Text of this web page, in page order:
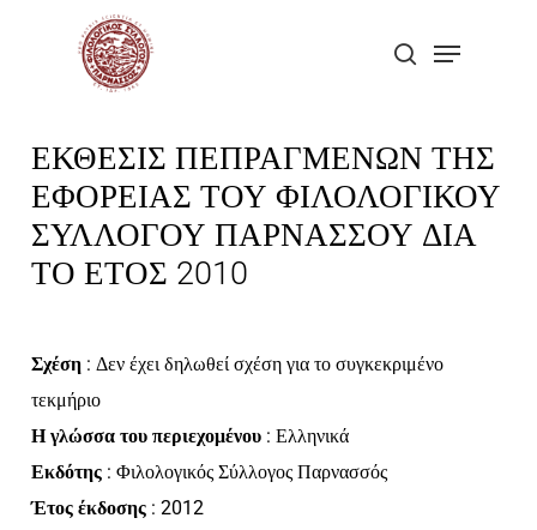
search
Menu
ΕΚΘΕΣΙΣ ΠΕΠΡΑΓΜΕΝΩΝ ΤΗΣ
ΕΦΟΡΕΙΑΣ ΤΟΥ ΦΙΛΟΛΟΓΙΚΟΥ
ΣΥΛΛΟΓΟΥ ΠΑΡΝΑΣΣΟΥ ΔΙΑ
ΤΟ ΕΤΟΣ 2010
Σχέση: Δεν έχει δηλωθεί σχέση για το συγκεκριμένο
τεκμήριο
Η γλώσσα του περιεχομένου: Ελληνικά
Εκδότης: Φιλολογικός Σύλλογος Παρνασσός
Έτος έκδοσης: 2012